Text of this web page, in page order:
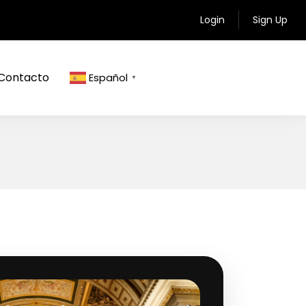
Login Sign Up
Español ▼